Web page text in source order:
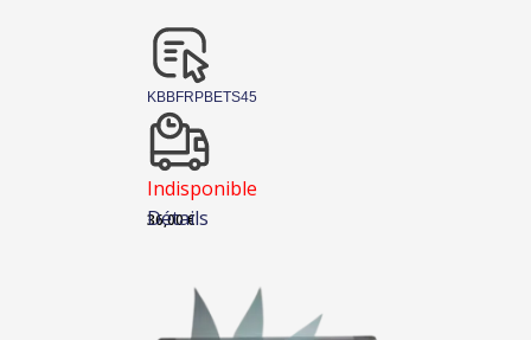
Détails
KBBFRPBETS45
Indisponible
36,00€